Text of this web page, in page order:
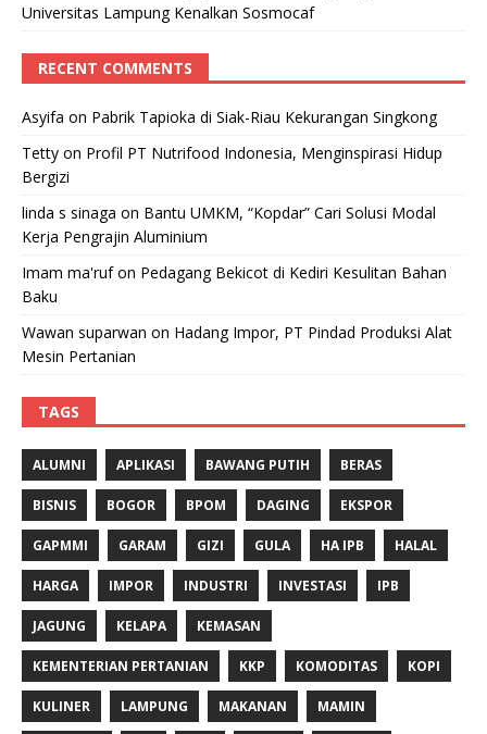
Universitas Lampung Kenalkan Sosmocaf
RECENT COMMENTS
Asyifa on Pabrik Tapioka di Siak-Riau Kekurangan Singkong
Tetty on Profil PT Nutrifood Indonesia, Menginspirasi Hidup
Bergizi
linda s sinaga on Bantu UMKM, “Kopdar” Cari Solusi Modal
Kerja Pengrajin Aluminium
Imam ma'rufon Pedagang Bekicot di Kediri Kesulitan Bahan
Baku
Wawan suparwan on Hadang Impor, PT Pindad Produksi Alat
Mesin Pertanian
TAGS
ALUMNI APLIKASI BAWANG PUTIH BERAS
BISNIS BOGOR BPOM DAGING EKSPOR
GAPMMI GARAM GIZI GULA HA IPB HALAL
HARGA IMPOR INDUSTRI INVESTASI IPB
JAGUNG KELAPA KEMASAN
KEMENTERIAN PERTANIAN KKP KOMODITAS KOPI
KULINER LAMPUNG MAKANAN MAMIN